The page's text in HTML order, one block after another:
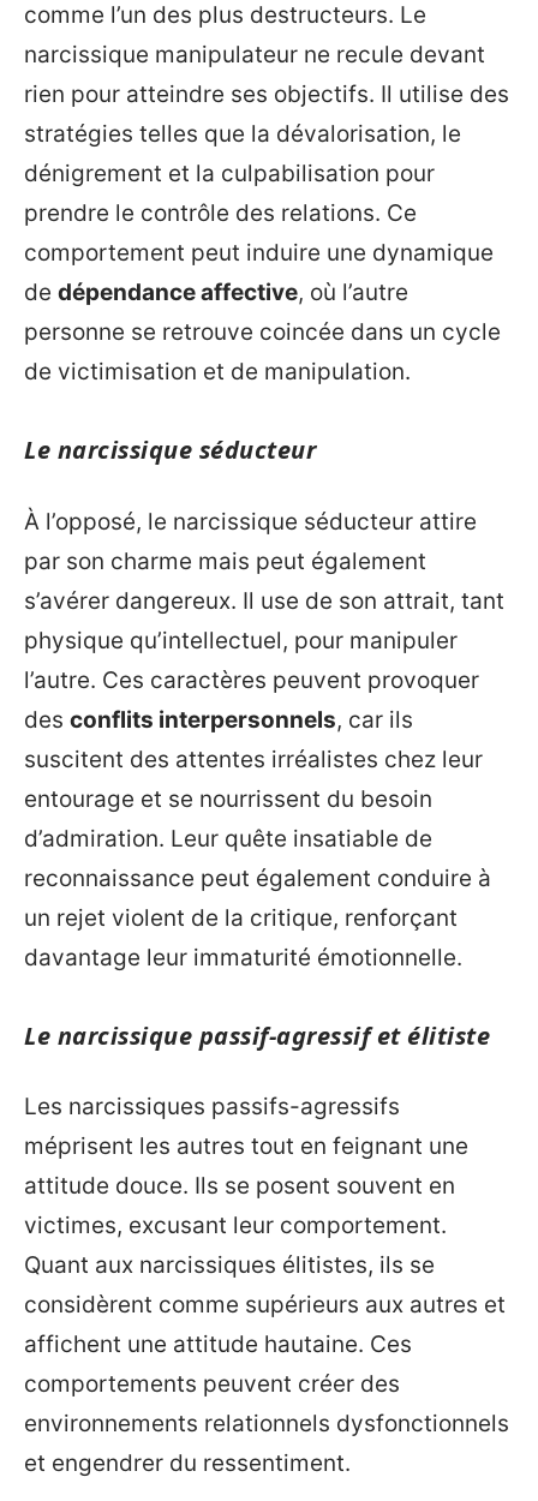
comme l’un des plus destructeurs. Le
narcissique manipulateur ne recule devant
rien pour atteindre ses objectifs. Il utilise des
stratégies telles que la dévalorisation, le
dénigrement et la culpabilisation pour
prendre le contrôle des relations. Ce
comportement peut induire une dynamique
de dépendance affective, où l’autre
personne se retrouve coincée dans un cycle
de victimisation et de manipulation.
Le narcissique séducteur
À l’opposé, le narcissique séducteur attire
par son charme mais peut également
s’avérer dangereux. Il use de son attrait, tant
physique qu’intellectuel, pour manipuler
l’autre. Ces caractères peuvent provoquer
des conflits interpersonnels, car ils
suscitent des attentes irréalistes chez leur
entourage et se nourrissent du besoin
d’admiration. Leur quête insatiable de
reconnaissance peut également conduire à
un rejet violent de la critique, renforçant
davantage leur immaturité émotionnelle.
Le narcissique passif-agressif et élitiste
Les narcissiques passifs-agressifs
méprisent les autres tout en feignant une
attitude douce. Ils se posent souvent en
victimes, excusant leur comportement.
Quant aux narcissiques élitistes, ils se
considèrent comme supérieurs aux autres et
affichent une attitude hautaine. Ces
comportements peuvent créer des
environnements relationnels dysfonctionnels
et engendrer du ressentiment.